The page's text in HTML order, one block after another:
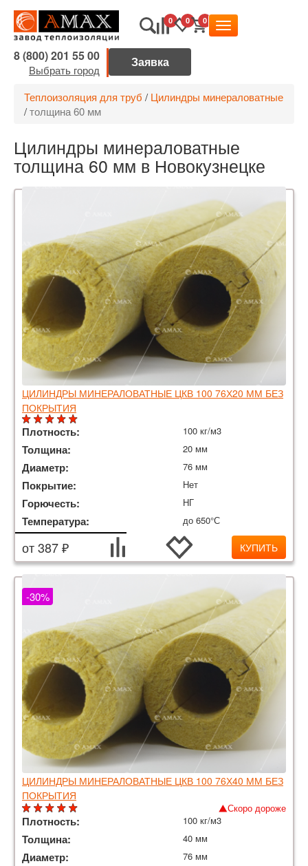
0 0 0
8 (800) 201 55 00
Выбрать город
Теплоизоляция для труб / Цилиндры минераловатные
/толщина 60 мм
Цилиндры минераловатные
толщина 60 мм в Новокузнецке
ЦИЛИНДРЫ МИНЕРАЛОВАТНЫЕ ЦКВ 100 76Х20 ММ БЕЗ
ПОКРЫТИЯ
Плотность: 100 кг/м3
Толщина: 20 мм
Диаметр: 76 мм
Покрытие: Нет
Горючесть: НГ
Температура: до 650°С
от 387 ₽ КУПИТЬ
ЦИЛИНДРЫ МИНЕРАЛОВАТНЫЕ ЦКВ 100 76Х40 ММ БЕЗ
ПОКРЫТИЯ
-30%
Скоро дороже
Плотность: 100 кг/м3
Толщина: 40 мм
Диаметр: 76 мм